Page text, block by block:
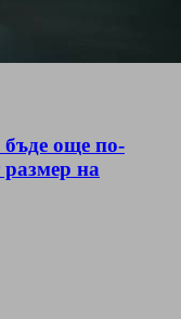
бъде още по-
на